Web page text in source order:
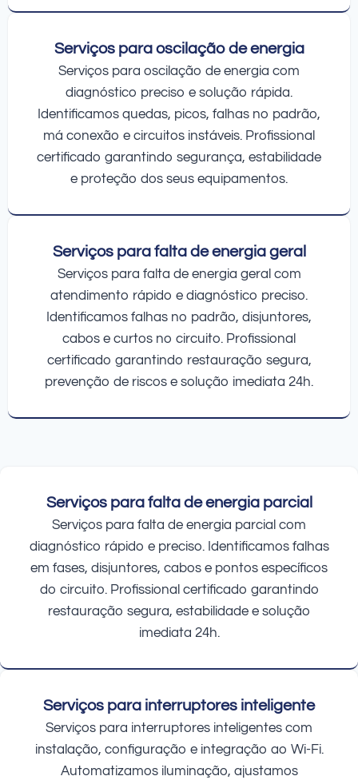
Serviços para oscilação de energia
Serviços para oscilação de energia com
diagnóstico preciso e solução rápida.
Identificamos quedas, picos, falhas no padrão,
má conexão e circuitos instáveis. Profissional
certificado garantindo segurança, estabilidade
e proteção dos seus equipamentos.
Serviços para falta de energia geral
Serviços para falta de energia geral com
atendimento rápido e diagnóstico preciso.
Identificamos falhas no padrão, disjuntores,
cabos e curtos no circuito. Profissional
certificado garantindo restauração segura,
prevenção de riscos e solução imediata 24h.
Serviços para falta de energia parcial
Serviços para falta de energia parcial com
diagnóstico rápido e preciso. Identificamos falhas
em fases, disjuntores, cabos e pontos específicos
do circuito. Profissional certificado garantindo
restauração segura, estabilidade e solução
imediata 24h.
Serviços para interruptores inteligente
Serviços para interruptores inteligentes com
instalação, configuração e integração ao Wi-Fi.
Automatizamos iluminação, ajustamos